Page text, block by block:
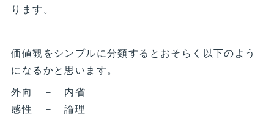
ります。
価値観をシンプルに分類するとおそらく以下のよう
になるかと思います。
外向 － 内省
感性 － 論理